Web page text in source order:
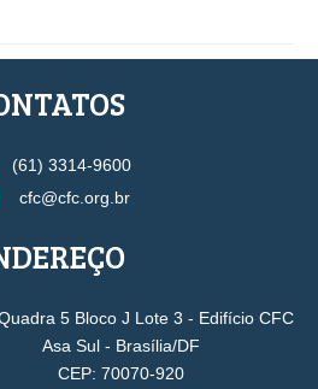
(61) 3314-9600
cfc@cfc.org.br
5 Bloco J Lote 3 - Edifício CFC
Asa Sul - Brasília/DF
CEP: 70070-920